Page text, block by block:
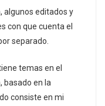
algunos editados y
con que cuenta el
separado.
temas en el
basado en la
consiste en mi